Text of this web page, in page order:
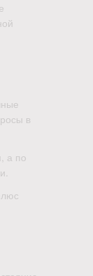
в
а по